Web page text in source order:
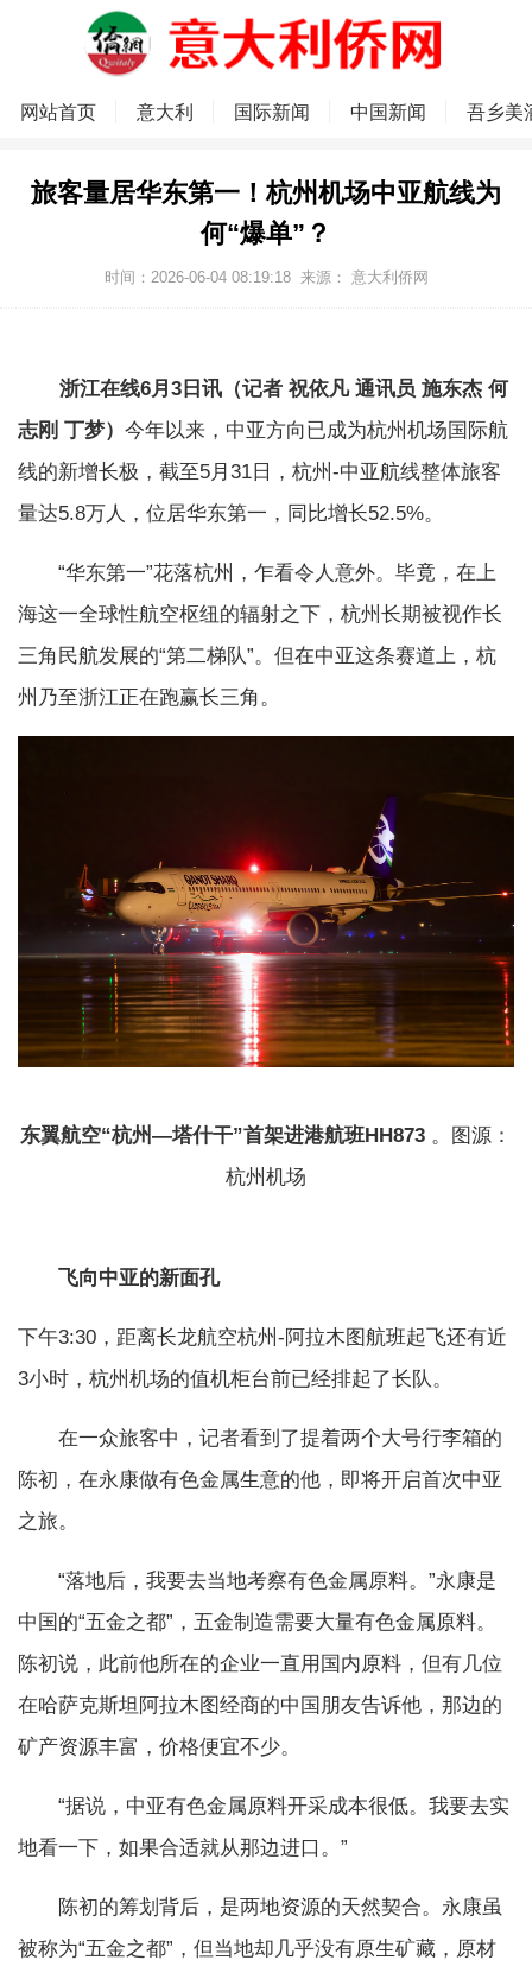
网站首页 意大利 国际新闻 中国新闻 吾乡美
旅客量居华东第一！杭州机场中亚航线为
何“爆单”？
时间：2026-06-04 08:19:18 来源： 意大利侨网
浙江在线6月3日讯（记者 祝依凡 通讯员 施东杰 何
志刚 丁梦） 今年以来，中亚方向已成为杭州机场国际航
线的新增长极，截至5月31日，杭州-中亚航线整体旅客
量达5.8万人，位居华东第一，同比增长52.5%。
“华东第一”花落杭州，乍看令人意外。毕竟，在上
海这一全球性航空枢纽的辐射之下，杭州长期被视作长
三角民航发展的“第二梯队”。但在中亚这条赛道上，杭
州乃至浙江正在跑赢长三角。
东翼航空“杭州—塔什干”首架进港航班HH873 。图源：
杭州机场
飞向中亚的新面孔
下午3:30，距离长龙航空杭州-阿拉木图航班起飞还有近
3小时，杭州机场的值机柜台前已经排起了长队。
在一众旅客中，记者看到了提着两个大号行李箱的
陈初，在永康做有色金属生意的他，即将开启首次中亚
之旅。
“落地后，我要去当地考察有色金属原料。”永康是
中国的“五金之都”，五金制造需要大量有色金属原料。
陈初说，此前他所在的企业一直用国内原料，但有几位
在哈萨克斯坦阿拉木图经商的中国朋友告诉他，那边的
矿产资源丰富，价格便宜不少。
“据说，中亚有色金属原料开采成本很低。我要去实
地看一下，如果合适就从那边进口。”
陈初的筹划背后，是两地资源的天然契合。永康虽
被称为“五金之都”，但当地却几乎没有原生矿藏，原材